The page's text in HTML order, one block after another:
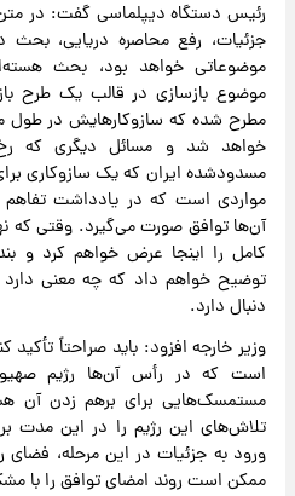
رئیس دستگاه دیپلماسی گفت: در متن
جزئیات، رفع محاصره دریایی،
موضوعاتی خواهد بود، بحث
موضوع بازسازی در قالب یک طرح
مطرح شده که سازوکارهایش در طول
خواهد شد و مسائل دیگری که
مسدودشده ایران که یک سازوکاری
مواردی است که در یادداشت
آن‌ها توافق صورت می‌گیرد. وقتی که
کامل را اینجا عرض خواهم کرد و
توضیح خواهم داد که چه معنی دارد
دنبال دارد.
وزیر خارجه افزود: باید صراحتاً
است که در رأس آن‌ها رژیم
مستمسک‌هایی برای برهم زدن آن
تلاش‌های این رژیم را در این مدت
ورود به جزئیات در این مرحله، فضای
ممکن است روند امضای توافق را با